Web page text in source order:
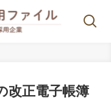
改正電子帳簿